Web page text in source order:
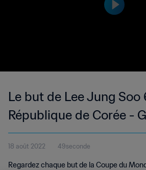
Le but de Lee Jung Soo
République de Corée -
Coupe du Monde de la
du Sud 2010™
18 août 2022 49seconde
Regardez chaque but de la Coupe du